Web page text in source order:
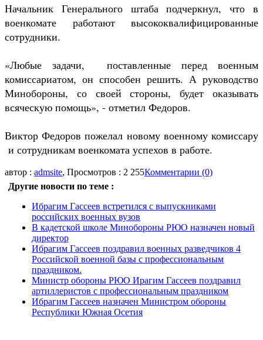
Начальник Генерального штаба подчеркнул, что в
военкомате работают высококвалифицированные
сотрудники.
«Любые задачи, поставленные перед военным
комиссариатом, он способен решить. А руководство
Минобороны, со своей стороны, будет оказывать
всяческую помощь», - отметил Федоров.
Виктор Федоров пожелал новому военному комиссару
и сотрудникам военкомата успехов в работе.
автор : admsite, Просмотров : 2 255Комментарии (0)
Другие новости по теме :
Ибрагим Гассеев встретился с выпускниками
российских военных вузов
В кадетской школе Минобороны РЮО назначен новый
директор
Ибрагим Гассеев поздравил военных разведчиков 4
Российской военной базы с профессиональным
праздником.
Министр обороны РЮО Ирагим Гассеев поздравил
артиллеристов с профессиональным праздником
Ибрагим Гассеев назначен Министром обороны
Республики Южная Осетия